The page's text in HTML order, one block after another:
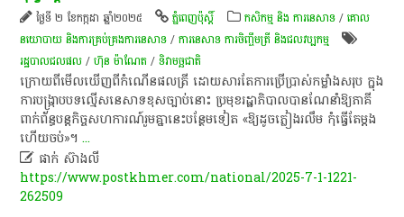
ថ្ងៃទី ២ ខែកក្កដា ឆ្នាំ២០២៥ ភ្នំពេញប៉ុស្តិ៍ កសិកម្ម​ និង​ ការ​នេ​សាទ​ /គោល
នយោបាយ និងការគ្រប់គ្រងការនេសាទ /ការនេសាទ ការចិញ្ចឹមត្រី និងជលវប្បកម្ម
រដ្ឋបាលជលផល /ហ៊ុន ម៉ាណែត /ទិវា​មច្ឆជាតិ​
ក្រោយពីមើលឃើញពីកំណើនផលត្រី ដោយសារតែការប្រើប្រាស់កម្លាំងសរុប ក្នុង
ការបង្រ្កាបបទល្មើសនេសាទខុសច្បាប់នោះ ប្រមុខរដ្ឋាភិបាល​បាន​ណែនាំឱ្យភាគី
ពាក់ព័ន្ធបន្តកិច្ចសហការណ៍រួមគ្នានេះបន្ថែមទៀត «ឱ្យដូចភ្លៀងរលឹម កុំធ្វើតែម្តង
ហើយចប់»។...
 ផាក់ ស៊ាងលី
https://www.postkhmer.com/national/2025-7-1-1221-
262509